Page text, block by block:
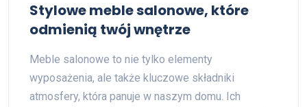
Stylowe meble salonowe, które
odmienią twój wnętrze
Meble salonowe to nie tylko elementy
wyposażenia, ale także kluczowe składniki
atmosfery, która panuje w naszym domu. Ich